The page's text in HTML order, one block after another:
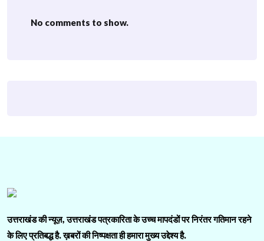
No comments to show.
उत्तराखंड की न्यूज़, उत्तराखंड पत्रकारिता के उच्च मापदंडों पर निरंतर गतिमान रहने
के लिए प्रतिबद्ध है. ख़बरों की निष्पक्षता ही हमारा मुख्य उद्देश्य है.